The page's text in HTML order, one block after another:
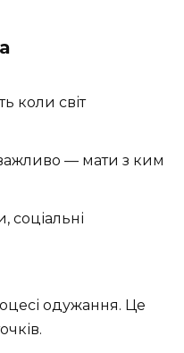
коли світ
важливо — мати з ким
соціальні
одужання. Це